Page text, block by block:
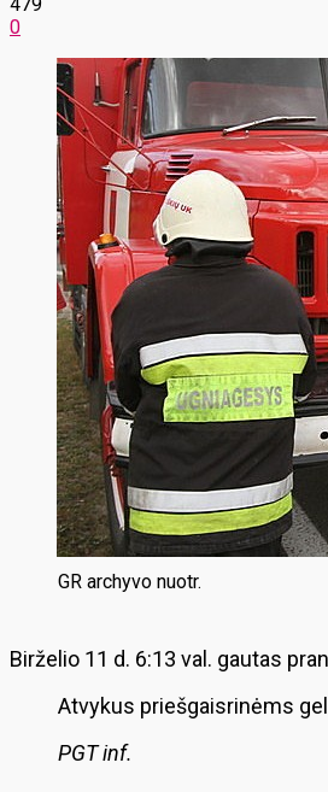
0
GR archyvo nuotr.
Birželio 11 d. 6:13 val. gautas
Atvykus priešgaisrinėms
PGT inf.